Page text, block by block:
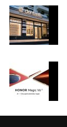
(Advertorial)